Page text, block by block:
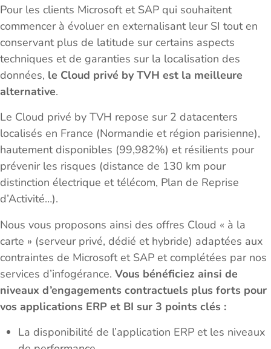
Pour les clients Microsoft et SAP qui souhaitent
commencer à évoluer en externalisant leur SI tout en
conservant plus de latitude sur certains aspects
techniques et de garanties sur la localisation des
données, le Cloud privé by TVH est la meilleure
alternative.
Le Cloud privé by TVH repose sur 2 datacenters
localisés en France (Normandie et région parisienne),
hautement disponibles (99,982%) et résilients pour
prévenir les risques (distance de 130 km pour
distinction électrique et télécom, Plan de Reprise
d’Activité…).
Nous vous proposons ainsi des offres Cloud « à la
carte » (serveur privé, dédié et hybride) adaptées aux
contraintes de Microsoft et SAP et complétées par nos
services d’infogérance. Vous bénéficiez ainsi de
niveaux d’engagements contractuels plus forts pour
vos applications ERP et BI sur 3 points clés :
La disponibilité de l’application ERP et les niveaux